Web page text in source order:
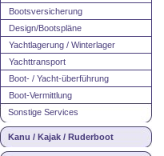
Bootsversicherung
Design/Bootspläne
Yachtlagerung / Winterlager
Yachttransport
Boot- / Yacht-überführung
Boot-Vermittlung
Sonstige Services
Kanu / Kajak / Ruderboot